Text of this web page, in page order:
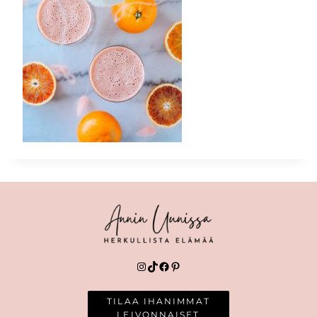
Instagram
TikTok
Facebook
Pinterest
TILAA IHANIMMAT
LEIVONNAISET